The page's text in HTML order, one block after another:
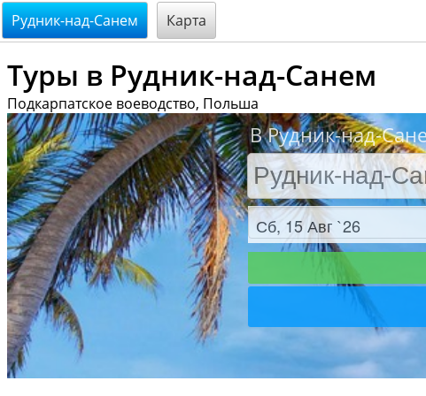
@endsectiom
Рудник-над-Санем Карта
Туры в Рудник-над-Санем
Подкарпатское воеводство, Польша
В Рудник-над-
Заезд